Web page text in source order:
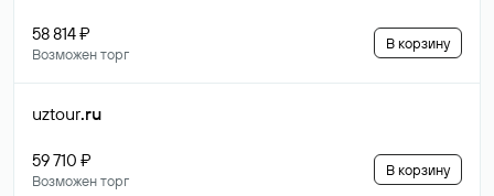
58 814 ₽
Возможен торг
В корзину
uztour.ru
59 710 ₽
Возможен торг
В корзину